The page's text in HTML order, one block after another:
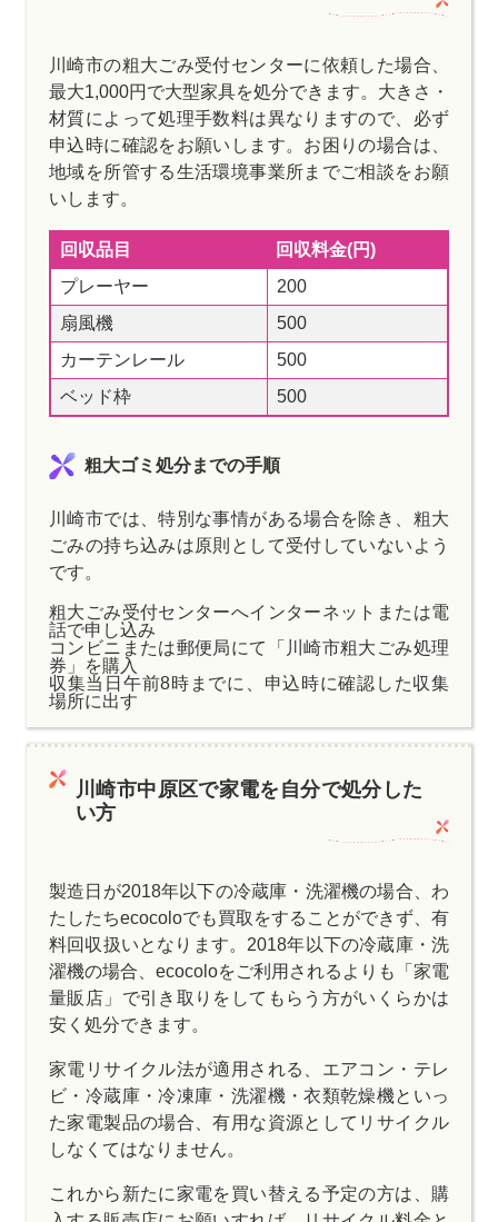
川崎市の粗大ごみ受付センターに依頼した場合、
最大1,000円で大型家具を処分できます。大きさ・
材質によって処理手数料は異なりますので、必ず
申込時に確認をお願いします。お困りの場合は、
地域を所管する生活環境事業所までご相談をお願
いします。
回収品目
回収料金(円)
プレーヤー
200
扇風機
500
カーテンレール
500
ベッド枠
500
粗大ゴミ処分までの手順
川崎市では、特別な事情がある場合を除き、粗大
ごみの持ち込みは原則として受付していないよう
です。
粗大ごみ受付センターへインターネットまたは電
話で申し込み
コンビニまたは郵便局にて「川崎市粗大ごみ処理
券」を購入
収集当日午前8時までに、申込時に確認した収集
場所に出す
川崎市中原区で家電を自分で処分した
い方
製造日が2018年以下の冷蔵庫・洗濯機の場合、わ
たしたちecocoloでも買取をすることができず、有
料回収扱いとなります。2018年以下の冷蔵庫・洗
濯機の場合、ecocoloをご利用されるよりも「家電
量販店」で引き取りをしてもらう方がいくらかは
安く処分できます。
家電リサイクル法が適用される、エアコン・テレ
ビ・冷蔵庫・冷凍庫・洗濯機・衣類乾燥機といっ
た家電製品の場合、有用な資源としてリサイクル
しなくてはなりません。
これから新たに家電を買い替える予定の方は、購